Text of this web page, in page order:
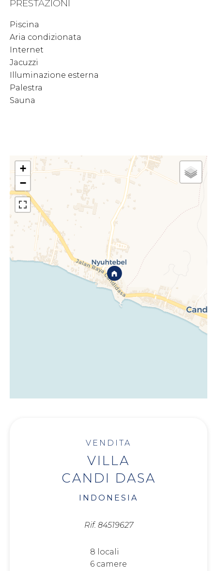
PRESTAZIONI
Piscina
Aria condizionata
Internet
Jacuzzi
Illuminazione esterna
Palestra
Sauna
+
−
VENDITA
VILLA
CANDI DASA
INDONESIA
Rif. 84519627
8 locali
6 camere